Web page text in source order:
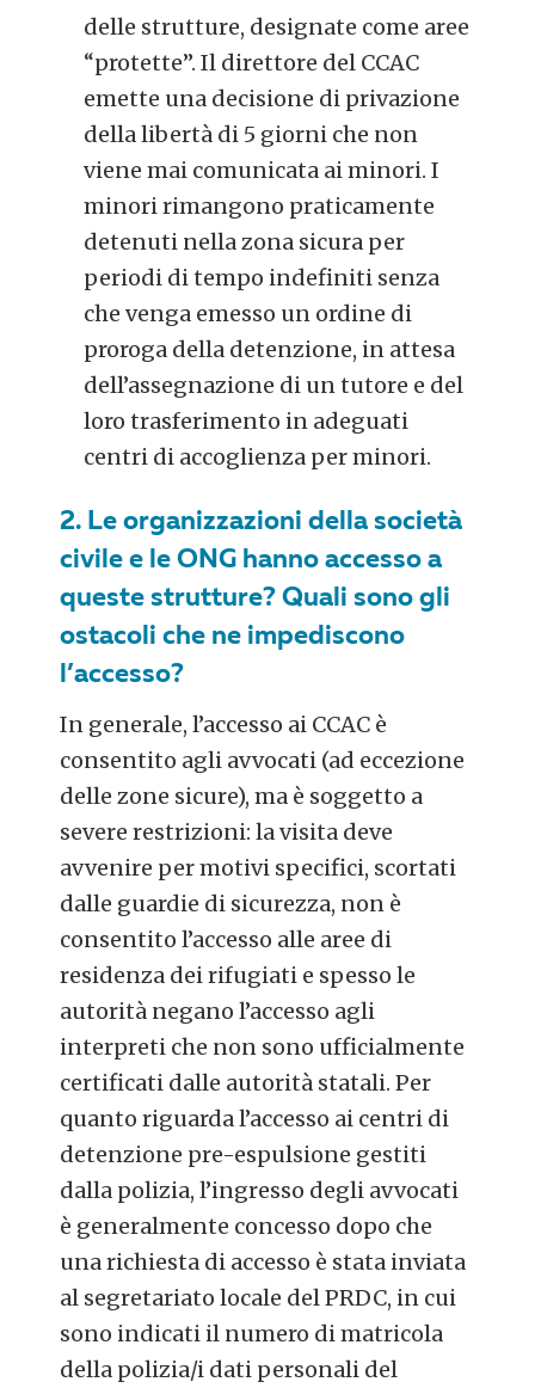
delle strutture, designate come aree
“protette”. Il direttore del CCAC
emette una decisione di privazione
della libertà di 5 giorni che non
viene mai comunicata ai minori. I
minori rimangono praticamente
detenuti nella zona sicura per
periodi di tempo indefiniti senza
che venga emesso un ordine di
proroga della detenzione, in attesa
dell’assegnazione di un tutore e del
loro trasferimento in adeguati
centri di accoglienza per minori.
2. Le organizzazioni della società
civile e le ONG hanno accesso a
queste strutture? Quali sono gli
ostacoli che ne impediscono
l’accesso?
In generale, l’accesso ai CCAC è
consentito agli avvocati (ad eccezione
delle zone sicure), ma è soggetto a
severe restrizioni: la visita deve
avvenire per motivi specifici, scortati
dalle guardie di sicurezza, non è
consentito l’accesso alle aree di
residenza dei rifugiati e spesso le
autorità negano l’accesso agli
interpreti che non sono ufficialmente
certificati dalle autorità statali. Per
quanto riguarda l’accesso ai centri di
detenzione pre-espulsione gestiti
dalla polizia, l’ingresso degli avvocati
è generalmente concesso dopo che
una richiesta di accesso è stata inviata
al segretariato locale del PRDC, in cui
sono indicati il numero di matricola
della polizia/i dati personali del